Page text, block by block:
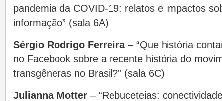
pandemia da COVID-19: relatos e impactos
informação” (sala 6A)
Sérgio Rodrigo Ferreira– “Que história
no Facebook sobre a recente história do
transgêneras no Brasil?” (sala 6C)
Julianna Motter – “Rebuceteias: